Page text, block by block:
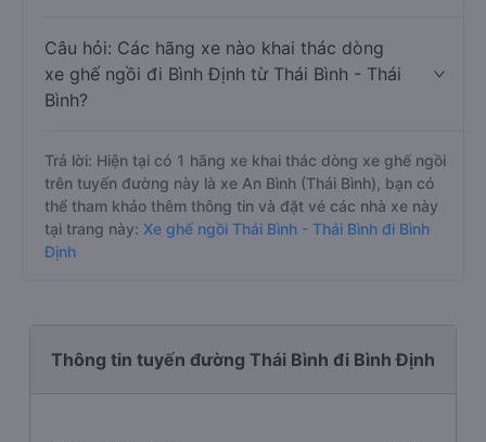
Câu hỏi: Các hãng xe nào khai thác dòng
xe ghế ngồi đi Bình Định từ Thái Bình - Thái
Bình?
Trả lời: Hiện tại có 1 hãng xe khai thác dòng xe ghế ngồi
trên tuyến đường này là xe An Bình (Thái Bình), bạn có
thể tham khảo thêm thông tin và đặt vé các nhà xe này
tại trang này: Xe ghế ngồi Thái Bình - Thái Bình đi Bình
Định
Thông tin tuyến đường Thái Bình đi Bình Định